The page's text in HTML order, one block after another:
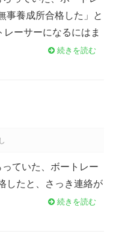
事養成所合格した」と
ーサーになるにはま
続きを読む
ていた、ボートレー
したと、さっき連絡が
続きを読む